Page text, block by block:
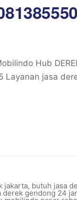
Hub
Layanan jasa
jakarta, butuh jasa
derek gendong 24